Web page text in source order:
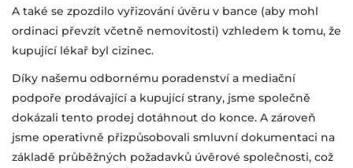
A také se zpozdilo vyřizování úvěru v bance (aby mohl
ordinaci převzít včetně nemovitosti) vzhledem k tomu, že
kupující lékař byl cizinec.
Díky našemu odbornému poradenství a mediační
podpoře prodávající a kupující strany, jsme společně
dokázali tento prodej dotáhnout do konce. A zároveň
jsme operativně přizpůsobovali smluvní dokumentaci na
základě průběžných požadavků úvěrové společnosti, což